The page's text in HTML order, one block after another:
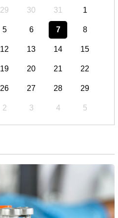
29 30 31 1
5 6 7 8
12 13 14 15
19 20 21 22
26 27 28 29
2 3 4 5